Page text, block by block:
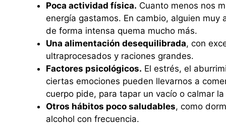
Poca actividad física. Cuanto menos nos
energía gastamos. En cambio, alguien muy
de forma intensa quema mucho más.
Una alimentación desequilibrada, con
ultraprocesados y raciones grandes.
Factores psicológicos. El estrés, el
ciertas emociones pueden llevarnos a
cuerpo pide, para tapar un vacío o calmar
Otros hábitos poco saludables, como
alcohol con frecuencia.